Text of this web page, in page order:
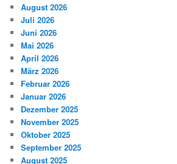
August 2026
Juli 2026
Juni 2026
Mai 2026
April 2026
März 2026
Februar 2026
Januar 2026
Dezember 2025
November 2025
Oktober 2025
September 2025
August 2025